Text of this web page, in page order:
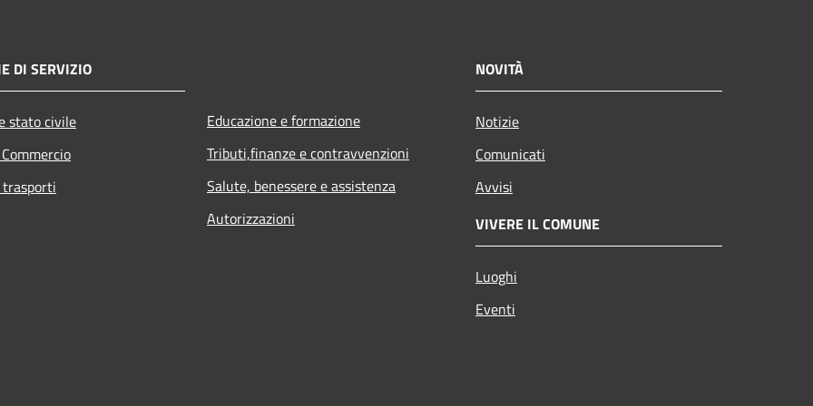
DI SERVIZIO
stato civile
Educazione e formazione
Tributi,finanze e contravvenzioni
Salute, benessere e assistenza
Autorizzazioni
NOVITÀ
Notizie
Comunicati
Avvisi
VIVERE IL COMUNE
Luoghi
Eventi